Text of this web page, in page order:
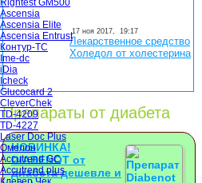
Rightest GM500
Ascensia
Ascensia Elite
Ascensia Entrust
Контур-ТС
Ime-dc
iDia
Icheck
Glucocard 2
CleverChek
TD-4209
TD-4227
Laser Doc Plus
Омелон
Accutrend GC
Accutrend plus
17 ноя 2017, 19:17
Лекарственное средство
Холедол от холестерина
Препараты от диабета
НОВИНКА!
DIABENOT от
диабета дешевле и